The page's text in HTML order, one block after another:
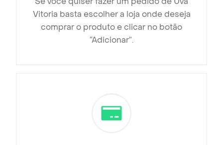
Vitoria basta escolher a loja onde deseja
comprar o produto e clicar no botão
“Adicionar”.